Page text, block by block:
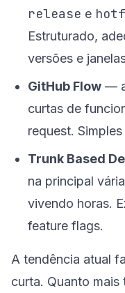
release e
Estruturado,
versões e
GitHub Flow —
curtas de
request.
Trunk Based
na principal
vivendo horas.
feature flags.
A tendência atual
curta. Quanto